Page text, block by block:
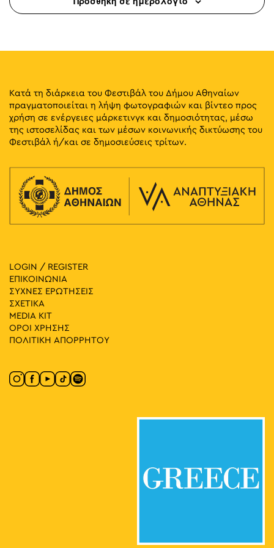
Κατά τη διάρκεια του Φεστιβάλ του Δήμου Αθηναίων
πραγματοποιείται η λήψη φωτογραφιών και βίντεο προς
χρήση σε ενέργειες μάρκετινγκ και δημοσιότητας, μέσω
της ιστοσελίδας και των μέσων κοινωνικής δικτύωσης του
Φεστιβάλ ή/και σε δημοσιεύσεις τρίτων.
LOGIN / REGISTER
ΕΠΙΚΟΙΝΩΝΙΑ
ΣΥΧΝΕΣ ΕΡΩΤΗΣΕΙΣ
ΣΧΕΤΙΚΑ
MEDIA ΚIT
ΟΡΟΙ ΧΡΗΣΗΣ
ΠΟΛΙΤΙΚΗ ΑΠΟΡΡΗΤΟΥ